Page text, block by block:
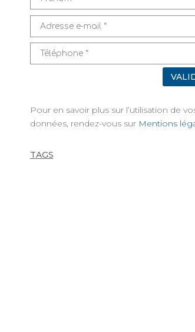
Pour en savoir plus sur l’utilisation de
données, rendez-vous sur Mentions
TAGS